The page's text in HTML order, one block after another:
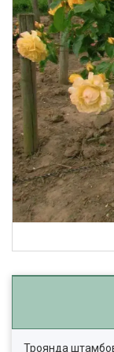
Троянда